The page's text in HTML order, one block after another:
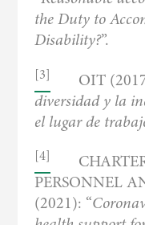
the Duty to
Disability?”.
[3] OIT
diversidad y la
el lugar de
[4]
PERSONNEL
(2021): “